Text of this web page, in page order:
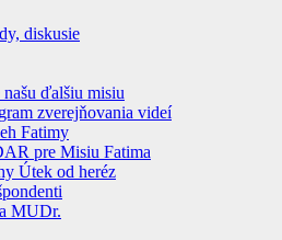
diskusie
našu ďalšiu misiu
zverejňovania videí
Fatimy
pre Misiu Fatima
Útek od heréz
MUDr.